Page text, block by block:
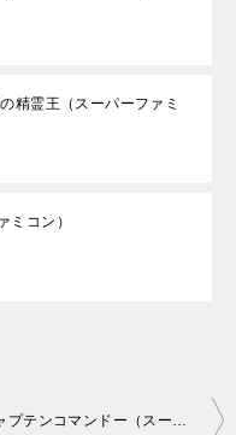
精霊王（スーパーファミ
コン）